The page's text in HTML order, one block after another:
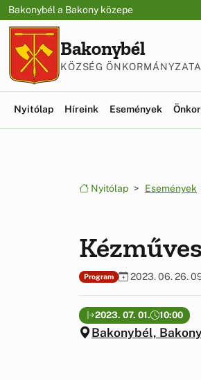
Ugrás a menüre
Ugrás a tartalomra
Bakonybél a Bakony közepe
Bakonybél
KÖZSÉG ÖNKORMÁNYZATA
Nyitólap Híreink Események
Nyitólap Események
Program 2023. 06. 26.
2023. 07. 01. 10:00
Bakonybél,